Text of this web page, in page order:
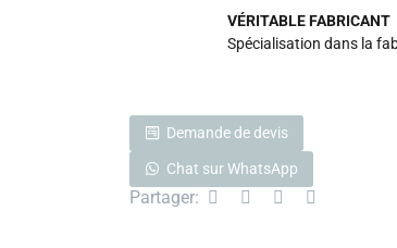
VÉRITABLE FABRICANT
Spécialisation dans la
Demande de devis
Chat sur WhatsApp
Partager: